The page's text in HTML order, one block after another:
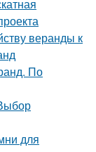
веранды к
По
для